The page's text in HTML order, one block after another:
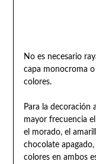
No es necesario
capa monocroma
colores.
Para la decoración
mayor frecuencia
el morado, el
chocolate
colores en ambos